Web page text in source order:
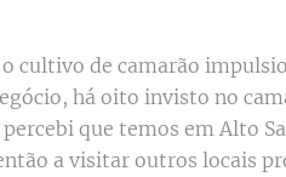
cultivo de camarão
há oito invisto no
que temos em Alto
a visitar outros locais